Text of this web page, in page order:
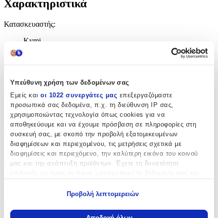
Υπεύθυνη χρήση των δεδομένων σας
Εμείς και οι 1022 συνεργάτες μας επεξεργαζόμαστε
προσωπικά σας δεδομένα, π.χ. τη διεύθυνση IP σας,
χρησιμοποιώντας τεχνολογία όπως cookies για να
αποθηκεύουμε και να έχουμε πρόσβαση σε πληροφορίες στη
συσκευή σας, με σκοπό την προβολή εξατομικευμένων
διαφημίσεων και περιεχομένου, τις μετρήσεις σχετικά με
διαφημίσεις και περιεχόμενο, την καλύτερη εικόνα του κοινού
μας και την ανάπτυξη προϊόντων. Έχετε τη δυνατότητα
Να συλλέξουμε πληροφορίες σχετικά με τη γεωγραφική
Προβολή λεπτομερειών
Χαρακτηριστικά
Κατασκευαστής:
Kymi
Είδος:
50
τμχ
Υλικό:
Υφασμάτινο
Φύλο
Κορίτσι